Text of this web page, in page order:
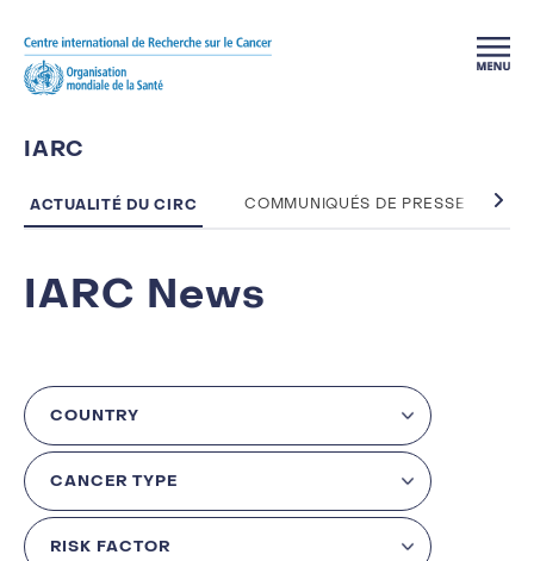
IARC
ACTUALITÉ DU CIRC COMMUNIQUÉS DE PRESSE
IARC News